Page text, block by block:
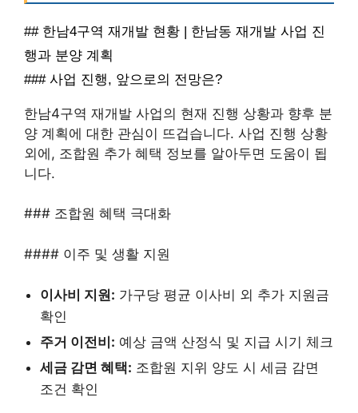
## 한남4구역 재개발 현황 | 한남동 재개발 사업 진
행과 분양 계획
### 사업 진행, 앞으로의 전망은?
한남4구역 재개발 사업의 현재 진행 상황과 향후 분
양 계획에 대한 관심이 뜨겁습니다. 사업 진행 상황
외에, 조합원 추가 혜택 정보를 알아두면 도움이 됩
니다.
### 조합원 혜택 극대화
#### 이주 및 생활 지원
이사비 지원: 가구당 평균 이사비 외 추가 지원금
확인
주거 이전비: 예상 금액 산정식 및 지급 시기 체크
세금 감면 혜택: 조합원 지위 양도 시 세금 감면
조건 확인